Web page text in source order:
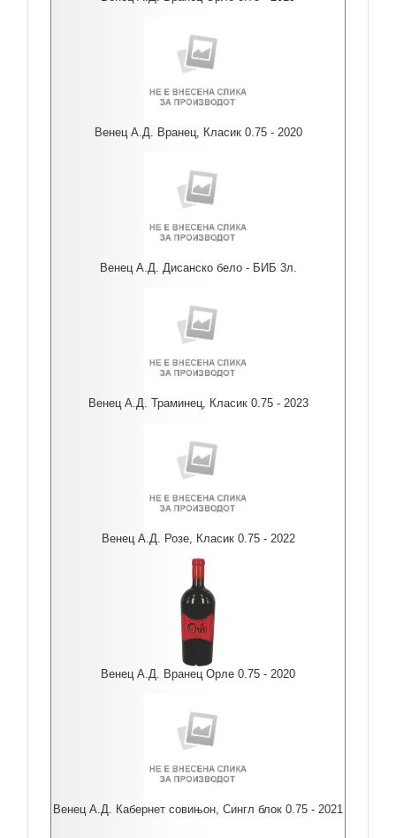
Венец А.Д. Вранец, Класик 0.75 - 2020
Венец А.Д. Дисанско бело - БИБ 3л.
Венец А.Д. Траминец, Класик 0.75 - 2023
Венец А.Д. Розе, Класик 0.75 - 2022
Венец А.Д. Вранец Орле 0.75 - 2020
Венец А.Д. Кабернет совињон, Сингл блок 0.75 - 2021